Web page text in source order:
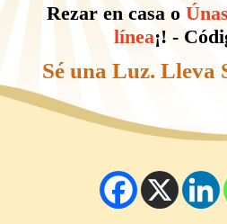
Rezar en casa o
línea¡! -
Sé una Luz. Lleva